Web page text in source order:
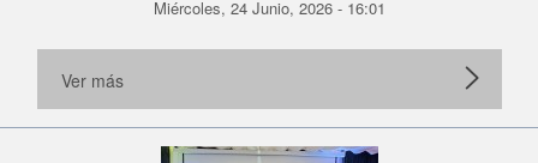
Miércoles, 24 Junio, 2026 - 16:01
Ver más